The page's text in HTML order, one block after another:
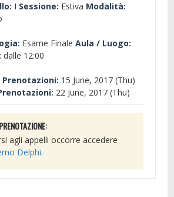
I Sessione: Estiva Modalità:
Esame Finale Aula / Luogo:
dalle 12:00
Prenotazioni: 15 June, 2017 (Thu)
22 June, 2017 (Thu)
agli appelli occorre accedere
Delphi.